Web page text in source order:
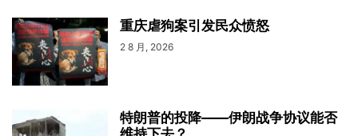
重庆虐狗案引发民众愤怒
2 8 月, 2026
特朗普的投降——伊朗战争协议能否